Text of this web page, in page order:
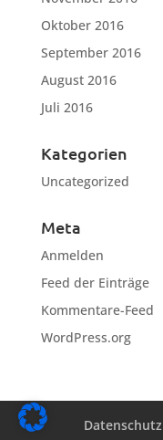
Oktober 2016
September 2016
August 2016
Juli 2016
Kategorien
Uncategorized
Meta
Anmelden
Feed der Einträge
Kommentare-Feed
WordPress.org
Datenschutz